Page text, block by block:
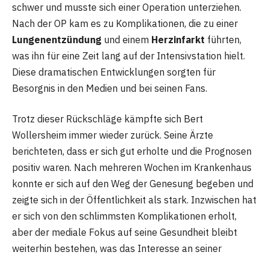
schwer und musste sich einer Operation unterziehen.
Nach der OP kam es zu Komplikationen, die zu einer
Lungenentzündung und einem Herzinfarkt führten,
was ihn für eine Zeit lang auf der Intensivstation hielt.
Diese dramatischen Entwicklungen sorgten für
Besorgnis in den Medien und bei seinen Fans.
Trotz dieser Rückschläge kämpfte sich Bert
Wollersheim immer wieder zurück. Seine Ärzte
berichteten, dass er sich gut erholte und die Prognosen
positiv waren. Nach mehreren Wochen im Krankenhaus
konnte er sich auf den Weg der Genesung begeben und
zeigte sich in der Öffentlichkeit als stark. Inzwischen hat
er sich von den schlimmsten Komplikationen erholt,
aber der mediale Fokus auf seine Gesundheit bleibt
weiterhin bestehen, was das Interesse an seiner